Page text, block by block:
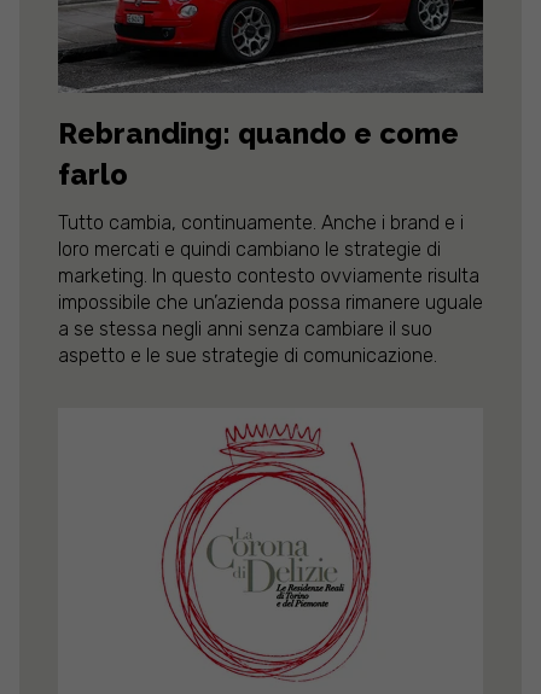
Rebranding: quando e come
farlo
Tutto cambia, continuamente. Anche i brand e i
loro mercati e quindi cambiano le strategie di
marketing. In questo contesto ovviamente risulta
impossibile che un’azienda possa rimanere uguale
a se stessa negli anni senza cambiare il suo
aspetto e le sue strategie di comunicazione.